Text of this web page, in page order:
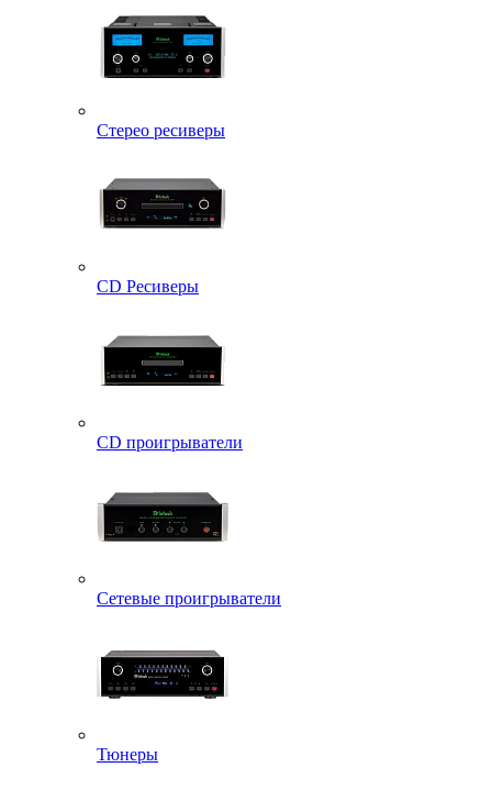
Стерео ресиверы
CD Ресиверы
CD проигрыватели
Сетевые проигрыватели
Тюнеры